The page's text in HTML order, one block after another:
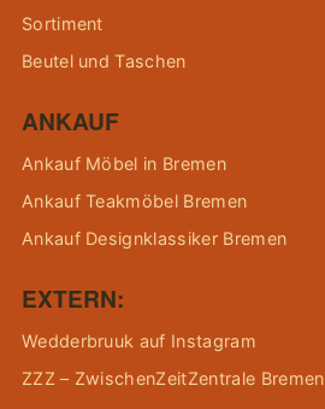
Sortiment
Beutel und Taschen
ANKAUF
Ankauf Möbel in Bremen
Ankauf Teakmöbel Bremen
Ankauf Designklassiker Bremen
EXTERN:
Wedderbruuk auf Instagram
ZZZ – ZwischenZeitZentrale Bremen